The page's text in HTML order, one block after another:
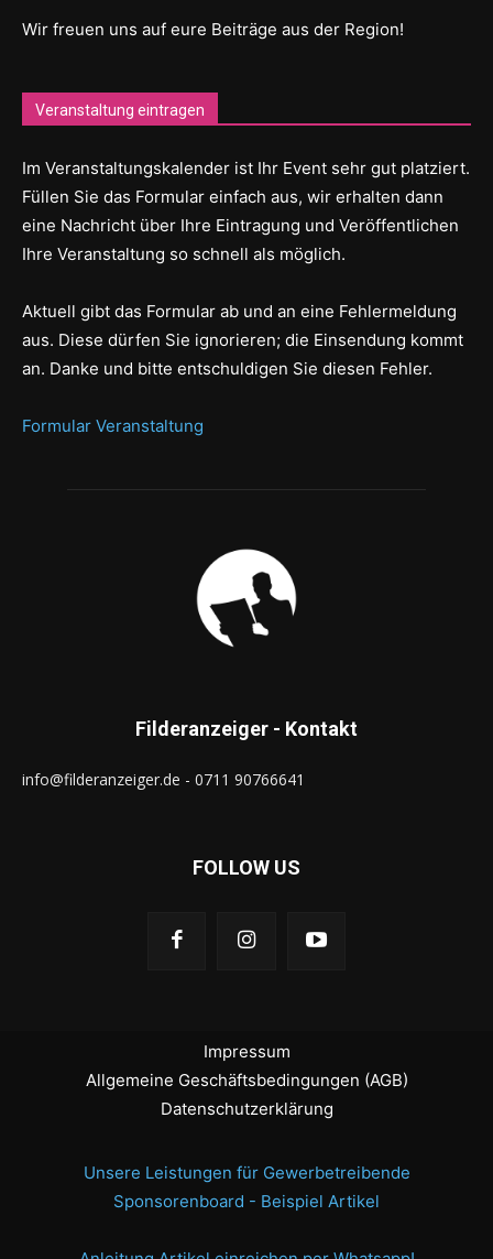
Wir freuen uns auf eure Beiträge aus der Region!
Veranstaltung eintragen
Im Veranstaltungskalender ist Ihr Event sehr gut platziert.
Füllen Sie das Formular einfach aus, wir erhalten dann
eine Nachricht über Ihre Eintragung und Veröffentlichen
Ihre Veranstaltung so schnell als möglich.
Aktuell gibt das Formular ab und an eine Fehlermeldung
aus. Diese dürfen Sie ignorieren; die Einsendung kommt
an. Danke und bitte entschuldigen Sie diesen Fehler.
Formular Veranstaltung
Filderanzeiger - Kontakt
info@filderanzeiger.de - 0711 90766641
FOLLOW US
Impressum
Allgemeine Geschäftsbedingungen (AGB)
Datenschutzerklärung
Unsere Leistungen für Gewerbetreibende
Sponsorenboard - Beispiel Artikel